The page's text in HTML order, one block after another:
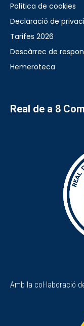
Política de cookies
Declaració de
Tarifes 2026
Descàrrec de
Hemeroteca
Real de a 8
Amb la col·laboració